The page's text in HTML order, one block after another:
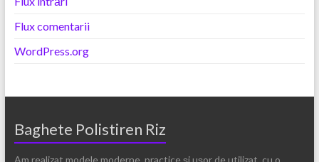
Flux comentarii
WordPress.org
Baghete Polistiren Riz
Am realizat modele moderne, practice și ușor de utilizat, cu o